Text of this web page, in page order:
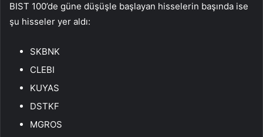
BIST 100’de güne düşüşle başlayan hisselerin başında ise
şu hisseler yer aldı:
SKBNK
CLEBI
KUYAS
DSTKF
MGROS